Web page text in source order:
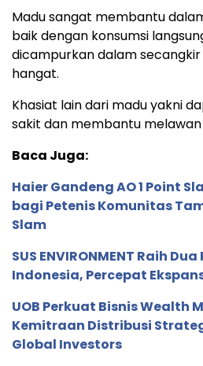
Madu sangat membantu
baik dengan konsumsi
dicampurkan dalam
hangat.
Khasiat lain dari madu yakni
sakit dan membantu melawan
Baca Juga:
Haier Gandeng AO 1 Point
bagi Petenis Komunitas
Slam
SUS ENVIRONMENT Raih
Indonesia, Percepat
UOB Perkuat Bisnis Wealth
Kemitraan Distribusi
Global Investors